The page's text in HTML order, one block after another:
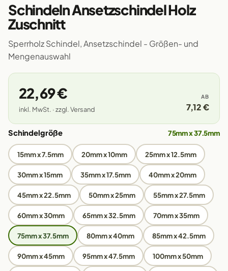
Schindeln Ansetzschindel Holz
Zuschnitt
Sperrholz Schindel, Ansetzschindel - Größen- und
Mengenauswahl
22,69 €
inkl. MwSt. · zzgl. Versand
AB
7,12 €
Schindelgröße 75mm x 37.5mm
15mm x 7.5mm 20mm x 10mm 25mm x 12.5mm
30mm x 15mm 35mm x 17.5mm 40mm x 20mm
45mm x 22.5mm 50mm x 25mm 55mm x 27.5mm
60mm x 30mm 65mm x 32.5mm 70mm x 35mm
75mm x 37.5mm 80mm x 40mm 85mm x 42.5mm
90mm x 45mm 95mm x 47.5mm 100mm x 50mm